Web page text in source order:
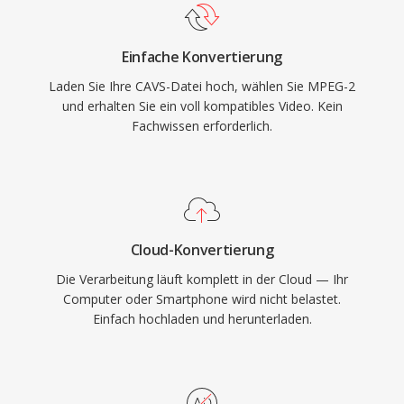
Features, die für die Rundfunkübertragung über
während die Programm-Stream-Variante
speicherorientierte Anwendungen wie DVDs
bedient. MPEG-2 unterstützt Auflösungen bis
H.264 und HEVC deutlich bessere
fest verankert in der Rundfunkinfrastruktur,
Kabel- und Satellitensystemen sowie Milliarden
von DVD-Discs weltweit.
Einfache Konvertierung
Laden Sie Ihre CAVS-Datei hoch, wählen Sie MPEG-2
und erhalten Sie ein voll kompatibles Video. Kein
Fachwissen erforderlich.
Cloud-Konvertierung
Die Verarbeitung läuft komplett in der Cloud — Ihr
Computer oder Smartphone wird nicht belastet.
Einfach hochladen und herunterladen.